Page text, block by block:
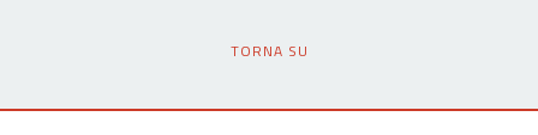
TORNA SU